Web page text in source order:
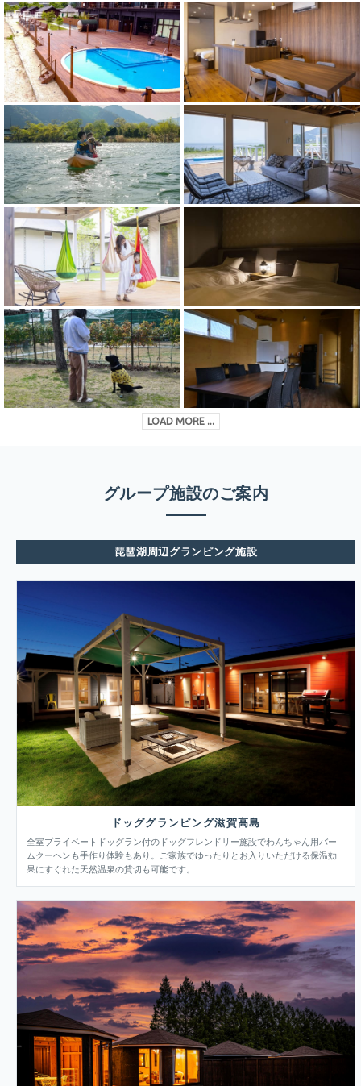
LOAD MORE ...
グループ施設のご案内
琵琶湖周辺グランピング施設
ドッググランピング滋賀高島
全室プライベートドッグラン付のドッグフレンドリー施設でわんちゃん用バー
ムクーヘンも手作り体験もあり。ご家族でゆったりとお入りいただける保温効
果にすぐれた天然温泉の貸切も可能です。